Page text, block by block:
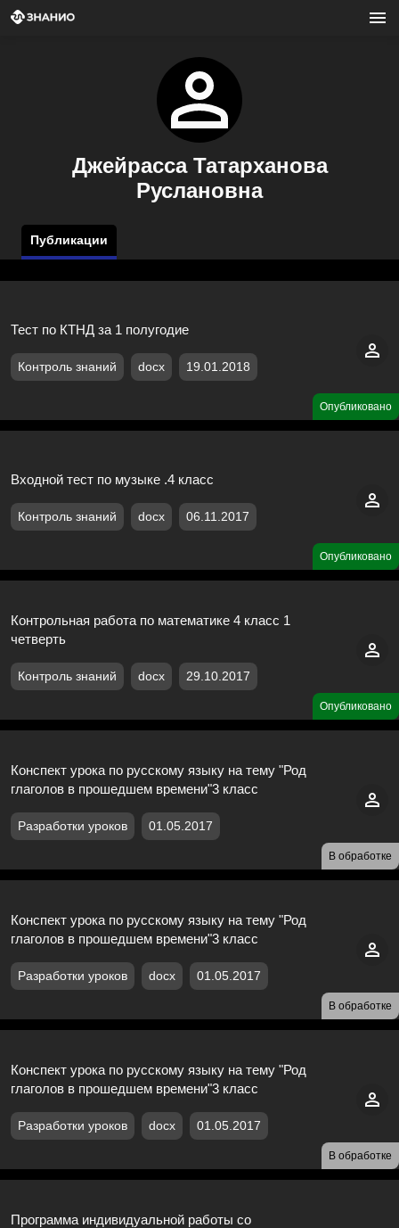
Джейрасса Татарханова
Руслановна
Публикации
Опубликовано
Тест по КТНД за 1 полугодие
Контроль знаний docx 19.01.2018
Опубликовано
Входной тест по музыке .4 класс
Контроль знаний docx 06.11.2017
Опубликовано
Контрольная работа по математике 4 класс 1
четверть
Контроль знаний docx 29.10.2017
В обработке
Конспект урока по русскому языку на тему "Род
глаголов в прошедшем времени"3 класс
Разработки уроков 01.05.2017
В обработке
Конспект урока по русскому языку на тему "Род
глаголов в прошедшем времени"3 класс
Разработки уроков docx 01.05.2017
В обработке
Конспект урока по русскому языку на тему "Род
глаголов в прошедшем времени"3 класс
Разработки уроков docx 01.05.2017
Программа индивидуальной работы со